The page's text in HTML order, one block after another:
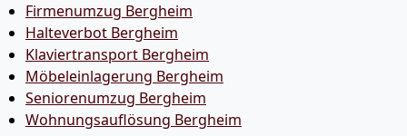
Firmenumzug Bergheim
Halteverbot Bergheim
Klaviertransport Bergheim
Möbeleinlagerung Bergheim
Seniorenumzug Bergheim
Wohnungsauflösung Bergheim